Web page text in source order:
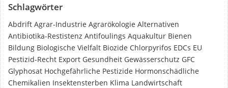
Schlagwörter
Abdrift Agrar-Industrie Agrarökologie Alternativen
Antibiotika-Restistenz Antifoulings Aquakultur Bienen
Bildung Biologische Vielfalt Biozide Chlorpyrifos EDCs EU
Pestizid-Recht Export Gesundheit Gewässerschutz GFC
Glyphosat Hochgefährliche Pestizide Hormonschädliche
Chemikalien Insektensterben Klima Landwirtschaft